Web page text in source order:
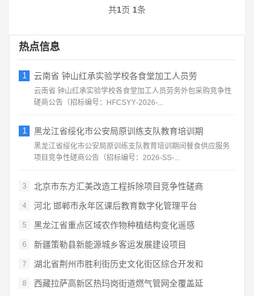
共1页 1条
热点信息
1 云南省 钟山红承实验学校各食堂加工人员劳
云南省 钟山红承实验学校各食堂加工人员劳务外包采购竞争性
磋商公告（招标编号：HFCSYY‑2026‑...
1 黑龙江省绥化市公安局原训练支队教育培训期
黑龙江省绥化市公安局原训练支队教育培训期间餐食供应服务
项目竞争性磋商公告（招标编号：2026‑SS‑...
3 北京市东方汇美改造工程拆除项目竞争性磋商
4 河北 邯郸市永年区课后教育数字化管理平台
5 黑龙江省重点区域农作物种植结构变化遥感
6 新疆策勒县新能源城乡客运发展建设项目
7 湖北省荆州市胜利街历史文化街区综合开发和
8 西藏拉萨高新区热玛岗街道燃气管网全覆盖延